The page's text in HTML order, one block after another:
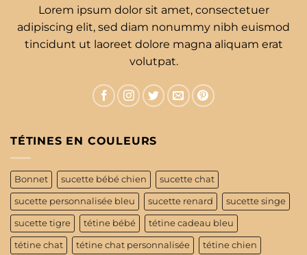
Lorem ipsum dolor sit amet, consectetuer
adipiscing elit, sed diam nonummy nibh euismod
tincidunt ut laoreet dolore magna aliquam erat
volutpat.
TÉTINES EN COULEURS
Bonnet sucette bébé chien sucette chat
sucette personnalisée bleu sucette renard sucette singe
sucette tigre tétine bébé tétine cadeau bleu
tétine chat tétine chat personnalisée tétine chien